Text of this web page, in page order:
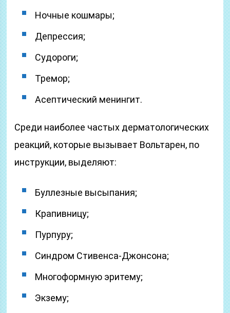
Ночные кошмары;
Депрессия;
Судороги;
Тремор;
Асептический менингит.
Среди наиболее частых дерматологических
реакций, которые вызывает Вольтарен, по
инструкции, выделяют:
Буллезные высыпания;
Крапивницу;
Пурпуру;
Синдром Стивенса-Джонсона;
Многоформную эритему;
Экзему;